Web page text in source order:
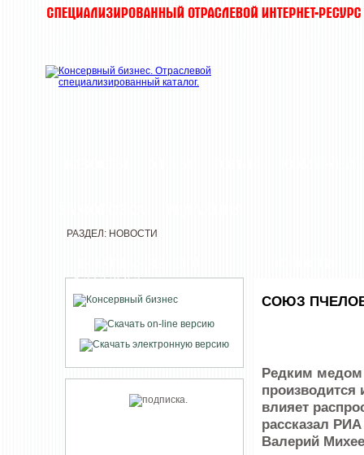
КАТАЛОГА
РАЗДЕЛ: НОВОСТИ
СОЮЗ
Редким медом
производится
влияет
рассказал
Валерий